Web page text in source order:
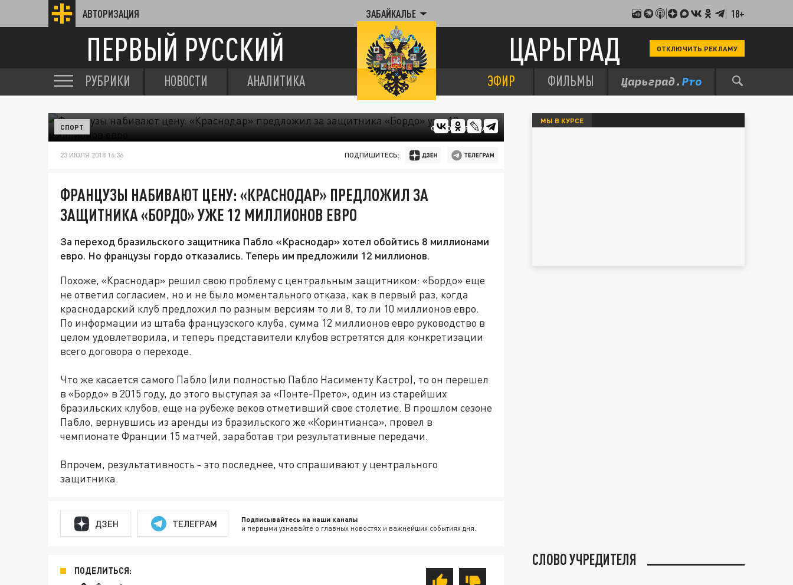
АВТОРИЗАЦИЯ ЗАБАЙКАЛЬЕ 18+
ПЕРВЫЙ РУССКИЙ ЦАРЬГРАД ОТКЛЮЧИТЬ РЕКЛАМУ
РУБРИКИ НОВОСТИ АНАЛИТИКА ЭФИР ФИЛЬМЫ
ФОТО: ЦАРЬГРАД
СПОРТ
23 ИЮЛЯ 2018 16:36 ПОДПИШИТЕСЬ:
ФРАНЦУЗЫ НАБИВАЮТ ЦЕНУ: «КРАСНОДАР» ПРЕДЛОЖИЛ ЗА
ЗАЩИТНИКА «БОРДО» УЖЕ 12 МИЛЛИОНОВ ЕВРО
За переход бразильского защитника Пабло «Краснодар» хотел обойтись 8 миллионами
евро. Но французы гордо отказались. Теперь им предложили 12 миллионов.
Похоже, «Краснодар» решил свою проблему с центральным защитником: «Бордо» еще
не ответил согласием, но и не было моментального отказа, как в первый раз, когда
краснодарский клуб предложил по разным версиям то ли 8, то ли 10 миллионов евро.
По информации из штаба французского клуба, сумма 12 миллионов евро руководство в
целом удовлетворила, и теперь представители клубов встретятся для конкретизации
всего договора о переходе.
Что же касается самого Пабло (или полностью Пабло Насименту Кастро), то он перешел
в «Бордо» в 2015 году, до этого выступая за «Понте-Прето», один из старейших
бразильских клубов, еще на рубеже веков отметивший свое столетие. В прошлом сезоне
Пабло, вернувшись из аренды из бразильского же «Коринтианса», провел в
чемпионате Франции 15 матчей, заработав три результативные передачи.
Впрочем, результативность - это последнее, что спрашивают у центрального
защитника.
ДЗЕН ТЕЛЕГРАМ Подписывайтесь на наши каналы
и первыми узнавайте о главных новостях и важнейших событиях дня.
ПОДЕЛИТЬСЯ:
МЫ В КУРСЕ
СЛОВО УЧРЕДИТЕЛЯ